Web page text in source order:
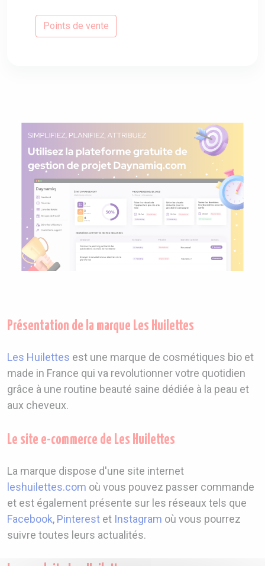
Points de vente
Présentation de la marque Les Huilettes
Les Huilettes est une marque de cosmétiques bio et
made in France qui va revolutionner votre quotidien
grâce à une routine beauté saine dédiée à la peau et
aux cheveux.
Le site e-commerce de Les Huilettes
La marque dispose d'une site internet
leshuilettes.com où vous pouvez passer commande
et est également présente sur les réseaux tels que
Facebook, Pinterest et Instagram où vous pourrez
suivre toutes leurs actualités.